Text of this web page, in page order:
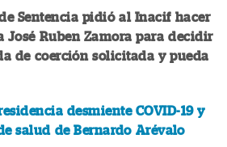
Sentencia pidió al Inacif hacer
José Ruben Zamora para decidir
de coerción solicitada y pueda
desmiente COVID-19 y
salud de Bernardo Arévalo